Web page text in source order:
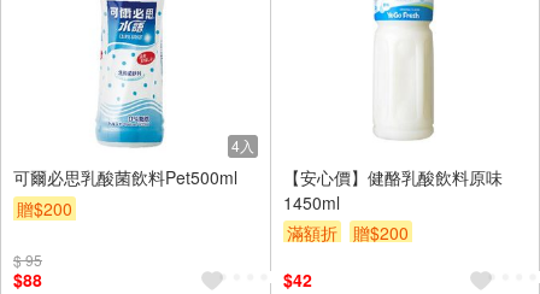
4入
可爾必思乳酸菌飲料Pet500ml
贈$200
$ 95
$88
【安心價】健酪乳酸飲料原味
1450ml
滿額折
贈$200
$42